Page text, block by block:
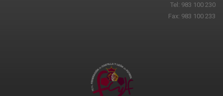
Tel: 983 100 230
Fax: 983 100 233